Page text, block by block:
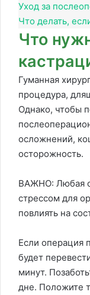
Уход за
Что делать,
Что
Гуманная
процедура,
Однако, чтобы
осложнений,
осторожность.
ВАЖНО: Любая
стрессом для
повлиять на
Если операция
будет
минут.
дне. Положите